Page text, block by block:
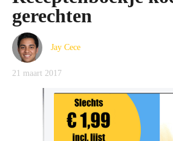
gerechten
Jay Cece
21 maart 2017